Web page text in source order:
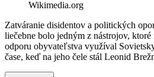
Wikimedia.org
Zatváranie disidentov a politických
liečebne bolo jedným z nástrojov,
odporu obyvateľstva využíval
čase, keď na jeho čele stál Leonid